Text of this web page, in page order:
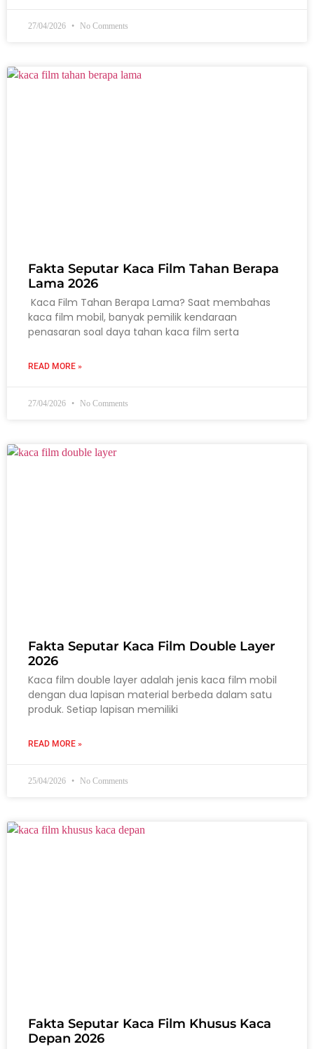
27/04/2026 No Comments
Fakta Seputar Kaca Film Tahan Berapa
Lama 2026
Kaca Film Tahan Berapa Lama? Saat membahas
kaca film mobil, banyak pemilik kendaraan
penasaran soal daya tahan kaca film serta
READ MORE »
27/04/2026 No Comments
Fakta Seputar Kaca Film Double Layer
2026
Kaca film double layer adalah jenis kaca film mobil
dengan dua lapisan material berbeda dalam satu
produk. Setiap lapisan memiliki
READ MORE »
25/04/2026 No Comments
Fakta Seputar Kaca Film Khusus Kaca
Depan 2026